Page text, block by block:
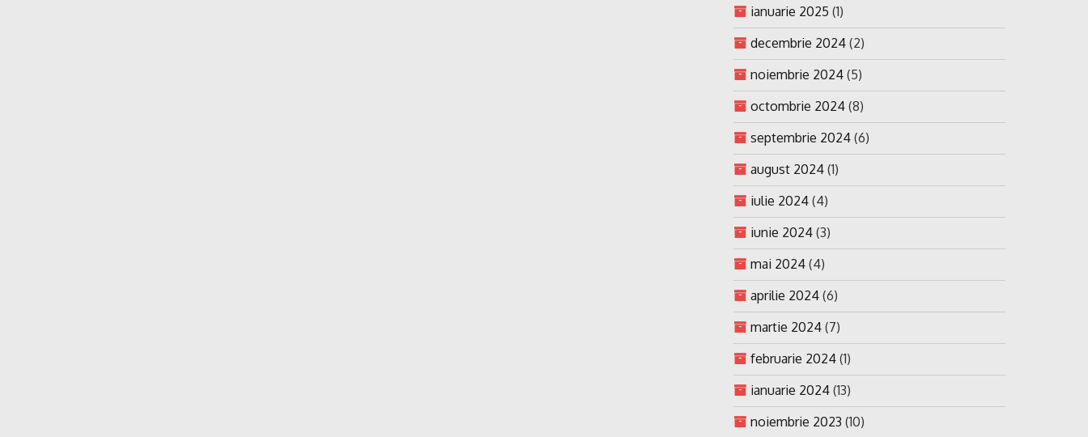
ianuarie 2025 (1)
decembrie 2024 (2)
noiembrie 2024 (5)
octombrie 2024 (8)
septembrie 2024 (6)
august 2024 (1)
iulie 2024 (4)
iunie 2024 (3)
mai 2024 (4)
aprilie 2024 (6)
martie 2024 (7)
februarie 2024 (1)
ianuarie 2024 (13)
noiembrie 2023 (10)